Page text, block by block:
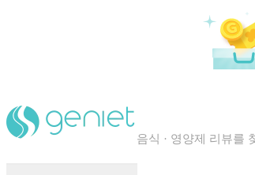
음식 · 영양제 리뷰를